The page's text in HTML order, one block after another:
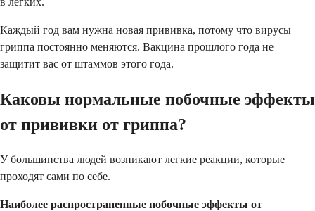
Каждый год вам нужна новая прививка, потому что вирусы
гриппа постоянно меняются. Вакцина прошлого года не
защитит вас от штаммов этого года.
Каковы нормальные побочные эффекты
от прививки от гриппа?
У большинства людей возникают легкие реакции, которые
проходят сами по себе.
Наиболее распространенные побочные эффекты от